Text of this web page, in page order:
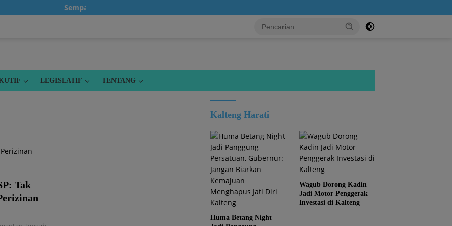
Sempatkanlah untuk klik iklan, karena itu gratis...!
LEGISLATIF TENTANG
Tak
Kalteng Harati
Huma Betang Night
Wagub Dorong Kadin
Jadi Motor Penggerak
Investasi di Kalteng